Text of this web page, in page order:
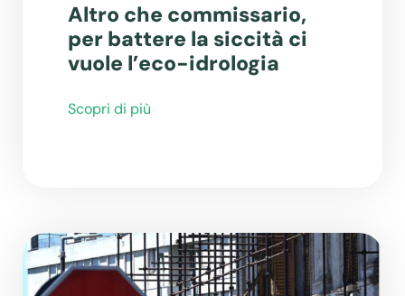
Altro che commissario,
per battere la siccità ci
vuole l’eco-idrologia
Scopri di più